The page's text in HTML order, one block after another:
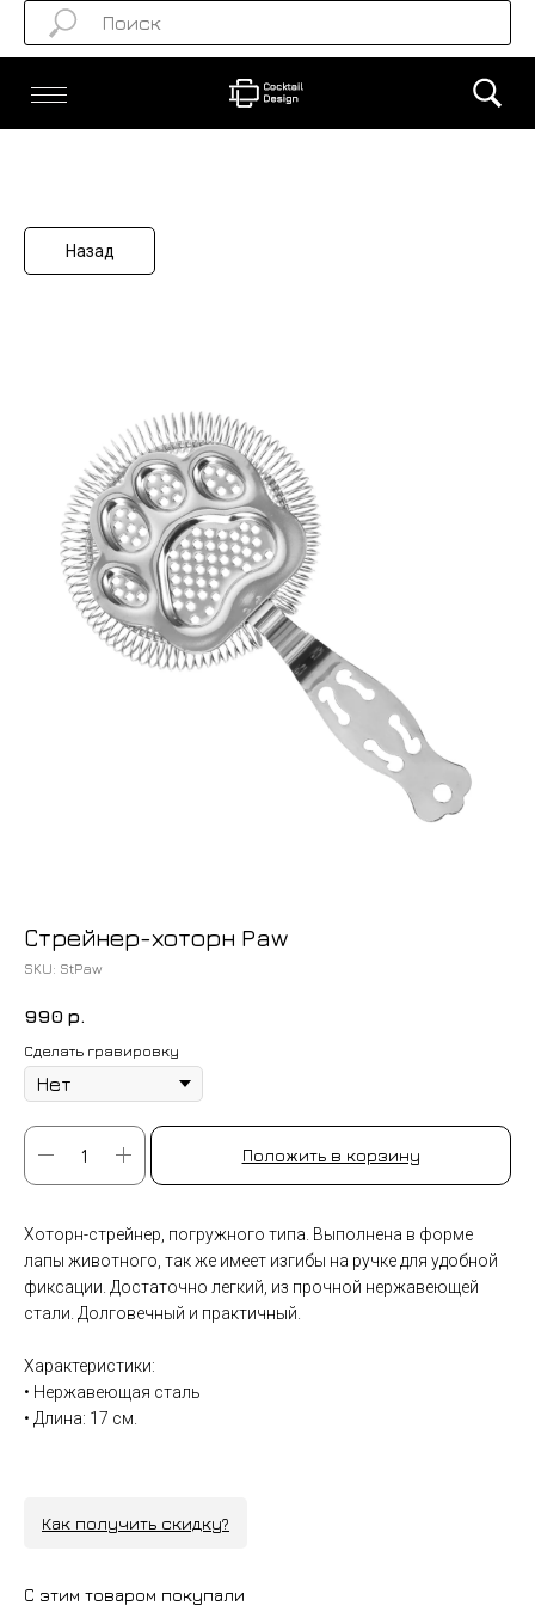
Назад
Стрейнер-хоторн Paw
SKU: StPaw
990 р.
Сделать гравировку
Положить в корзину
Хоторн-стрейнер, погружного типа. Выполнена в форме
лапы животного, так же имеет изгибы на ручке для удобной
фиксации. Достаточно легкий, из прочной нержавеющей
стали. Долговечный и практичный.
Характеристики:
• Нержавеющая сталь
• Длина: 17 см.
Как получить скидку?
С этим товаром покупали